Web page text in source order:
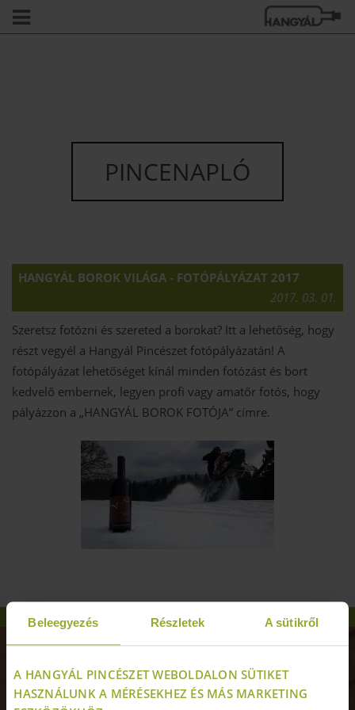
Beleegyezés Részletek A sütikről
A HANGYÁL PINCÉSZET WEBOLDALON SÜTIKET
HASZNÁLUNK A MÉRÉSEKHEZ ÉS MÁS MARKETING
PINCENAPLÓ
HANGYÁL BOROK VILÁGA - FOTÓPÁLYÁZAT 2017
2017. 03. 01.
Szeretsz fotózni és szereted a borokat? Itt a lehetőség, hogy
részt vegyél a Hangyál Pincészet fotópályázatán! A
fotópályázat lehetőséget kínál minden fotózást és bort
kedvelő embernek, legyen profi vagy amatőr fotós, hogy
pályázzon a „HANGYÁL BOROK FOTÓJA” címre.